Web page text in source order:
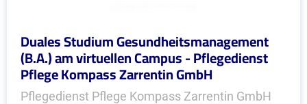
Duales Studium Gesundheitsmanagement
(B.A.) am virtuellen Campus - Pflegedienst
Pflege Kompass Zarrentin GmbH
Pflegedienst Pflege Kompass Zarrentin GmbH